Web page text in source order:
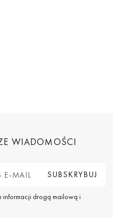
WIADOMOŚCI
informacji drogą mailową i